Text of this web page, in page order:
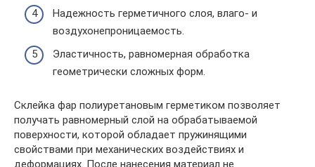
Надежность герметичного слоя, влаго- и
воздухонепроницаемость.
Эластичность, равномерная обработка
геометрически сложных форм.
Склейка фар полиуретановым герметиком позволяет
получать равномерный слой на обрабатываемой
поверхности, которой обладает пружинящими
свойствами при механических воздействиях и
деформациях. После нанесения материал не